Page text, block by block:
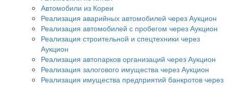
Автомобили из Кореи
Реализация аварийных автомобилей через Аукцион
Реализация автомобилей с пробегом через Аукцион
Реализация строительной и спецтехники через
Аукцион
Реализация автопарков организаций через Аукцион
Реализация залогового имущества через Аукцион
Реализация имущества предприятий банкротов через